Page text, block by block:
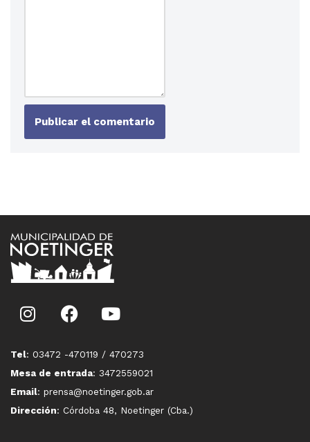
Tel: 03472 -470119 / 470273
Mesa de entrada: 3472559021
Email: prensa@noetinger.gob.ar
Dirección: Córdoba 48, Noetinger (Cba.)